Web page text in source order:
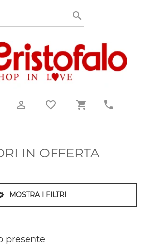
IN OFFERTA
MOSTRA I FILTRI
presente